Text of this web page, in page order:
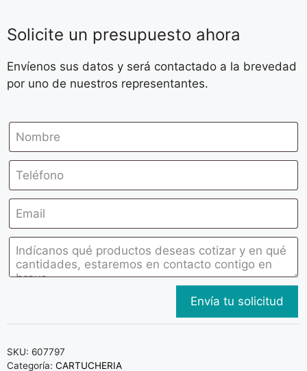
Solicite un presupuesto ahora
Envíenos sus datos y será contactado a la brevedad
por uno de nuestros representantes.
SKU: 607797
Categoría: CARTUCHERIA